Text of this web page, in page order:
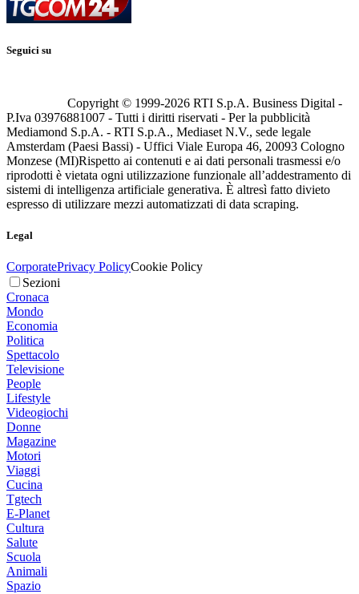
Seguici su
Copyright © 1999-2026 RTI S.p.A. Business Digital -
P.Iva 03976881007 - Tutti i diritti riservati - Per la pubblicità
Mediamond S.p.A. - RTI S.p.A., Mediaset N.V., sede legale
Amsterdam (Paesi Bassi) - Uffici Viale Europa 46, 20093 Cologno
Monzese (MI)Rispetto ai contenuti e ai dati personali trasmessi e/o
riprodotti è vietata ogni utilizzazione funzionale all’addestramento di
sistemi di intelligenza artificiale generativa. È altresì fatto divieto
espresso di utilizzare mezzi automatizzati di data scraping.
Legal
CorporatePrivacy PolicyCookie Policy
Sezioni
Cronaca
Mondo
Economia
Politica
Spettacolo
Televisione
People
Lifestyle
Videogiochi
Donne
Magazine
Motori
Viaggi
Cucina
Tgtech
E-Planet
Cultura
Salute
Scuola
Animali
Spazio